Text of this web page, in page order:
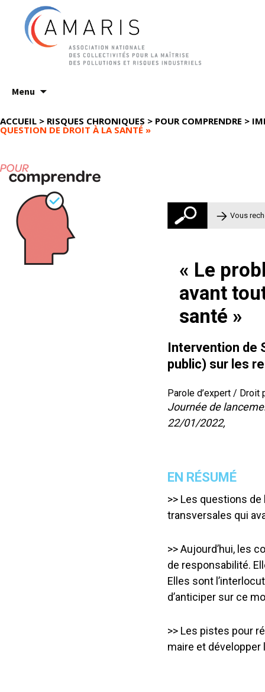
Menu
au
ACCUEIL > RISQUES CHRONIQUES > POUR COMPRENDRE >
QUESTION DE DROIT À LA SANTÉ »
Rechercher
« Le
avant
santé »
Intervention de
public) sur les
Parole d’expert / Droit
Journée de
22/01/2022,
EN RÉSUMÉ
>> Les questions
transversales qui
>> Aujourd’hui, les
de responsabilité.
Elles sont
d’anticiper sur ce
>> Les pistes pour
maire et